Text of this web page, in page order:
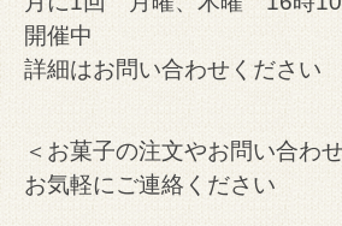
開催中
詳細はお問い合わせください
＜お菓子の注文やお問い合わ
お気軽にご連絡ください